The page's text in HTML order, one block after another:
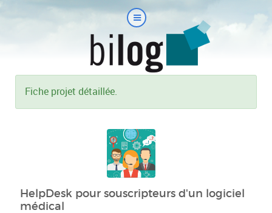
Fiche projet détaillée.
HelpDesk pour souscripteurs d'un logiciel
médical